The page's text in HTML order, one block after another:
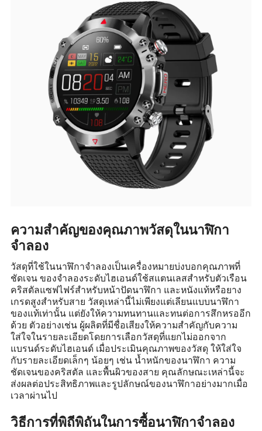
ความสำคัญของคุณภาพวัสดุในนาฬิกา
จำลอง
วัสดุที่ใช้ในนาฬิกาจำลองเป็นเครื่องหมายบ่งบอกคุณภาพที่
ชัดเจน ของจำลองระดับไฮเอนด์ใช้สแตนเลสสำหรับตัวเรือน
คริสตัลแซฟไฟร์สำหรับหน้าปัดนาฬิกา และหนังแท้หรือยาง
เกรดสูงสำหรับสาย วัสดุเหล่านี้ไม่เพียงแต่เลียนแบบนาฬิกา
ของแท้เท่านั้น แต่ยังให้ความทนทานและทนต่อการสึกหรออีก
ด้วย ตัวอย่างเช่น ผู้ผลิตที่มีชื่อเสียงให้ความสำคัญกับความ
ใส่ใจในรายละเอียดโดยการเลือกวัสดุที่แยกไม่ออกจาก
แบรนด์ระดับไฮเอนด์ เมื่อประเมินคุณภาพของวัสดุ ให้ใส่ใจ
กับรายละเอียดเล็กๆ น้อยๆ เช่น น้ำหนักของนาฬิกา ความ
ชัดเจนของคริสตัล และพื้นผิวของสาย คุณลักษณะเหล่านี้จะ
ส่งผลต่อประสิทธิภาพและรูปลักษณ์ของนาฬิกาอย่างมากเมื่อ
เวลาผ่านไป
วิธีการที่พิถีพิถันในการซื้อนาฬิกาจำลอง